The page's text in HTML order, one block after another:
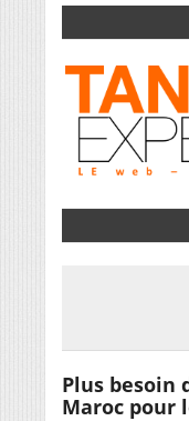
Plus besoin
Maroc pour